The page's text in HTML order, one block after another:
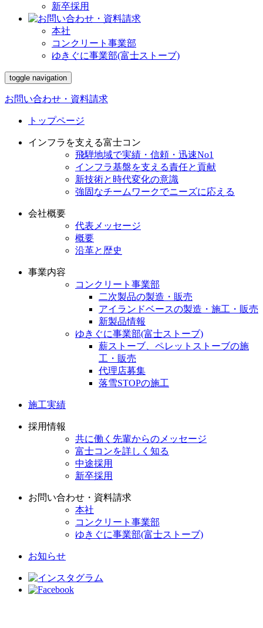
新卒採用
本社
コンクリート事業部
ゆきぐに事業部(富士ストーブ)
toggle navigation
お問い合わせ・資料請求
トップページ
インフラを支える富士コン
飛騨地域で実績・信頼・迅速No1
インフラ基盤を支える責任と貢献
新技術と時代変化の意識
強固なチームワークでニーズに応える
会社概要
代表メッセージ
概要
沿革と歴史
事業内容
コンクリート事業部
二次製品の製造・販売
アイランドベースの製造・施工・販売
新製品情報
ゆきぐに事業部(富士ストーブ)
薪ストーブ、ペレットストーブの施
工・販売
代理店募集
落雪STOPの施工
施工実績
採用情報
共に働く先輩からのメッセージ
富士コンを詳しく知る
中途採用
新卒採用
お問い合わせ・資料請求
本社
コンクリート事業部
ゆきぐに事業部(富士ストーブ)
お知らせ